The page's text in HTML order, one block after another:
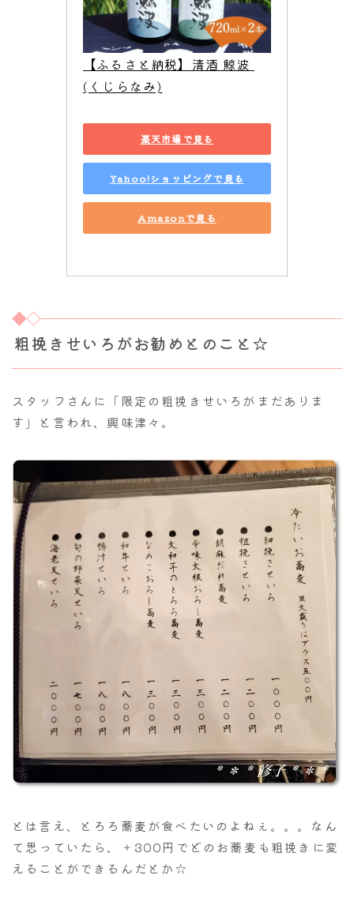
【ふるさと納税】清酒 鯨波
(くじらなみ)
楽天市場で見る
Yahoo!ショッピングで見る
Amazonで見る
粗挽きせいろがお勧めとのこと☆
スタッフさんに「限定の粗挽きせいろがまだありま
す」と言われ、興味津々。
とは言え、とろろ蕎麦が食べたいのよねぇ。。。なん
て思っていたら、＋300円でどのお蕎麦も粗挽きに変
えることができるんだとか☆